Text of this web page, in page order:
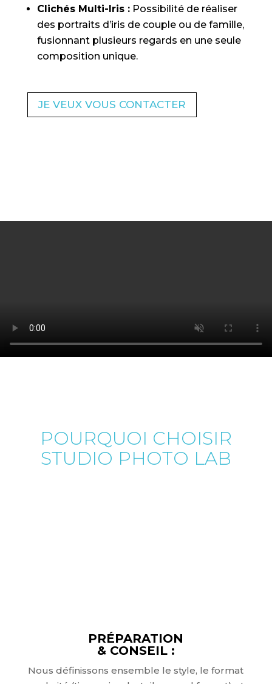
Clichés Multi-Iris :Possibilité de réaliser
des portraits d’iris de couple ou de famille,
fusionnant plusieurs regards en une seule
composition unique.
JE VEUX VOUS CONTACTER
POURQUOI CHOISIR
STUDIO PHOTO LAB
PRÉPARATION
& CONSEIL :
Nous définissons ensemble le style, le format